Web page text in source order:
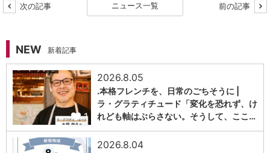
次の記事 ニュース一覧 前の記事
NEW 新着記事
1
2026.8.05
.本格フレンチを、日常のごちそうに |
ラ・グラティチュード「変化を恐れず、け
れども軸はぶらさない。そうして、ここ…
2026.8.04